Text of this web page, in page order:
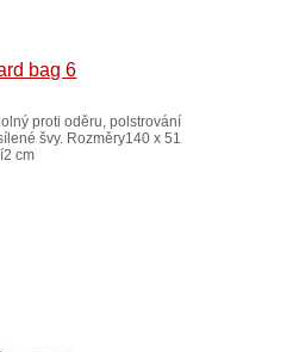
bag 6
proti oděru, polstrování
švy. Rozměry140 x 51
cm